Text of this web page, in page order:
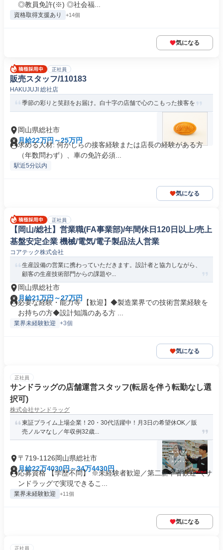
◎教員免許(※) ◎社会福...
資格取得支援あり +14個
気になる
正社員
販売スタッフ/110183
HAKUJUJI 総社店
季節の彩りと笑顔をお届け。白十字の店舗で心のこもった接客を
岡山県総社市
月給22万円～25万円
求める人材: 何かしらの接客経験または店長の経験がある方
（年数問わず）、車の免許必須...
駅近5分以内
気になる
正社員
【岡山/総社】営業職(FA事業部)/年間休日120日以上/売上
基盤安定企業 機械/電気/電子製品法人営業
コアテック株式会社
生産設備の営業に携わっていただきます。設計者と協力しながら、
顧客の生産技術部門からの課題や...
岡山県総社市
月給21万円～27万円
必要な経験・能力等 【歓迎】◆製造業界での技術営業経験を
お持ちの方◆設計知識のある方 ...
業界未経験歓迎 +3個
気になる
正社員
サンドラッグの店舗運営スタッフ(転居を伴う転勤なし選
択可)
株式会社サンドラッグ
東証プライム上場企業！20・30代活躍中！月3日の希望休OK／販
売ノルマなし／年収例32歳...
〒719-1126岡山県総社市
月給22万4030円～34万4430円
応募資格 【学歴不問】 ※未経験者歓迎／第二新卒者歓迎 ＼サ
ンドラッグで実現できるこ...
業界未経験歓迎 +11個
気になる
正社員